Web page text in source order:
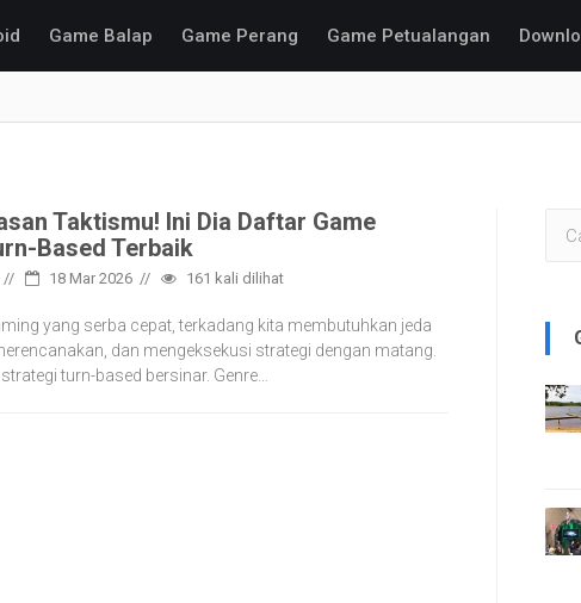
Game Balap Game Perang Game Petualangan
Taktismu! Ini Dia Daftar Game
Based Terbaik
18 Mar 2026 161 kali dilihat
yang serba cepat, terkadang kita membutuhkan jeda
dan mengeksekusi strategi dengan matang.
turn-based bersinar. Genre…